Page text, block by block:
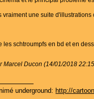
vraiment une suite
les schtroumpfs en bd et en
Marcel Ducon (14/01/2018
underground: http://